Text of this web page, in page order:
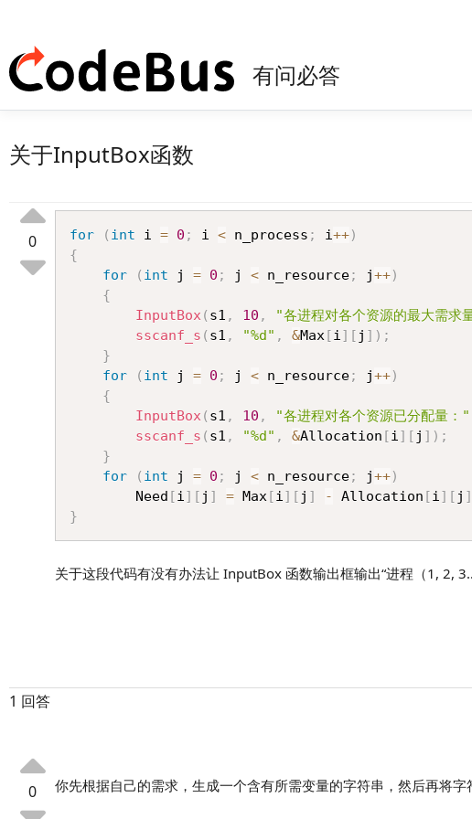
有问必答
关于InputBox函数
0 for ( int i = 0 ; i < n_process ; i++)
{
for
( int j = 0 ; j < n_resource; j++)
{
InputBox ( s1 , 10 , "各进程对各个资源的最大需求
sscanf_s ( s1 , "%d" , &Max [i ] [ j ] ) ;
}
for
( int j = 0 ; j < n_resource; j++)
{
InputBox ( s1 , 10 , "各进程对各个资源已分配量："
sscanf_s ( s1 , "%d" , &Allocation [i ] [ j ] ) ;
}
for
( int j = 0 ; j < n_resource; j++)
		Need
[i ] [ j ] = Max [i ] [ j ] - Allocation [i ] [ j ]
}
关于这段代码有没有办法让 InputBox 函数输出框输出“进程（1, 2,
1 回答
0 你先根据自己的需求，生成一个含有所需变量的字符串，然后再将字